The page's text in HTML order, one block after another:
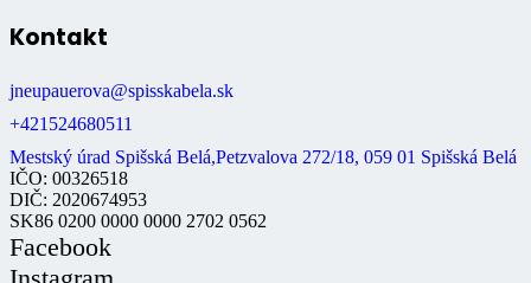
Kontakt
jneupauerova@spisskabela.sk
+421524680511
Mestský úrad Spišská Belá,Petzvalova 272/18, 059 01 Spišská Belá
IČO: 00326518
DIČ: 2020674953
SK86 0200 0000 0000 2702 0562
Facebook